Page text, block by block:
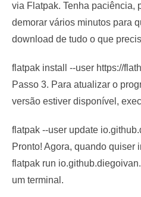
via Flatpak. Tenha paciência,
demorar vários minutos para
download de tudo o que
flatpak install --user https://
Passo 3. Para atualizar o
versão estiver disponível,
flatpak --user update
Pronto! Agora, quando quiser
flatpak run
um terminal.